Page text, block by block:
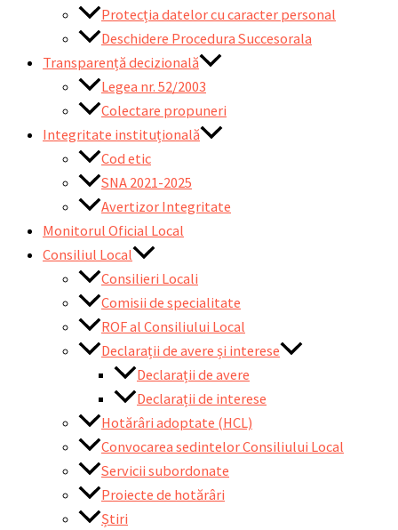
Protecția datelor cu caracter personal
Deschidere Procedura Succesorala
Transparență decizională
Legea nr. 52/2003
Colectare propuneri
Integritate instituțională
Cod etic
SNA 2021-2025
Avertizor Integritate
Monitorul Oficial Local
Consiliul Local
Consilieri Locali
Comisii de specialitate
ROF al Consiliului Local
Declarații de avere și interese
Declarații de avere
Declarații de interese
Hotărâri adoptate (HCL)
Convocarea sedintelor Consiliului Local
Servicii subordonate
Proiecte de hotărâri
Știri